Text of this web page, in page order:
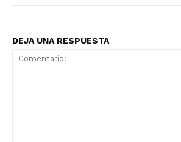
DEJA UNA RESPUESTA